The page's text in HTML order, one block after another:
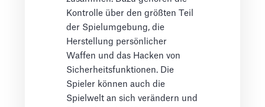
Kontrolle über den größten Teil
der Spielumgebung, die
Herstellung persönlicher
Waffen und das Hacken von
Sicherheitsfunktionen. Die
Spieler können auch die
Spielwelt an sich verändern und